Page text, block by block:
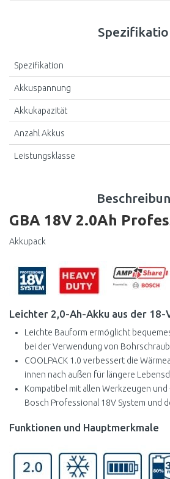
GBA 18V 2.0Ah
Akkupack
Leichter 2,0-Ah-Akku aus der 18-
Leichte Bauform ermöglicht
bei der Verwendung von
COOLPACK 1.0 verbessert die
innen nach außen für längere
Kompatibel mit allen Werkzeugen und
Bosch Professional 18V System und
Funktionen und Hauptmerkmale
Spezifikation
Akkuspannung
Akkukapazität
Anzahl Akkus
Leistungsklasse